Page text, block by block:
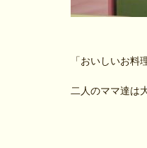
「おいしいお料
二人のママ達は